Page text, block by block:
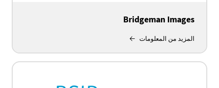
Bridgeman Images
المزيد من المعلومات